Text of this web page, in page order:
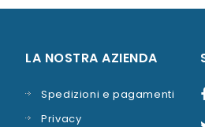
LA NOSTRA AZIENDA
Spedizioni e pagamenti
Privacy